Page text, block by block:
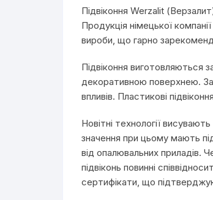
Підвіконня Werzalit
Продукція німецької
вироби, що гарно
Підвіконня виготовляються
декоративною поверхнею.
впливів. Пластикові
Новітні технології
значення при цьому мають
від опалювальних приладів.
підвіконь повинні
сертифікати, що